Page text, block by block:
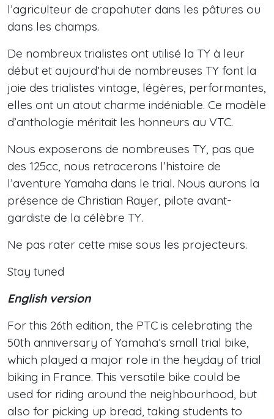
l’agriculteur de crapahuter dans les pâtures ou
dans les champs.
De nombreux trialistes ont utilisé la TY à leur
début et aujourd’hui de nombreuses TY font la
joie des trialistes vintage, légères, performantes,
elles ont un atout charme indéniable. Ce modèle
d’anthologie méritait les honneurs au VTC.
Nous exposerons de nombreuses TY, pas que
des 125cc, nous retracerons l’histoire de
l’aventure Yamaha dans le trial. Nous aurons la
présence de Christian Rayer, pilote avant-
gardiste de la célèbre TY.
Ne pas rater cette mise sous les projecteurs.
Stay tuned
English version
For this 26th edition, the PTC is celebrating the
50th anniversary of Yamaha’s small trial bike,
which played a major role in the heyday of trial
biking in France. This versatile bike could be
used for riding around the neighbourhood, but
also for picking up bread, taking students to